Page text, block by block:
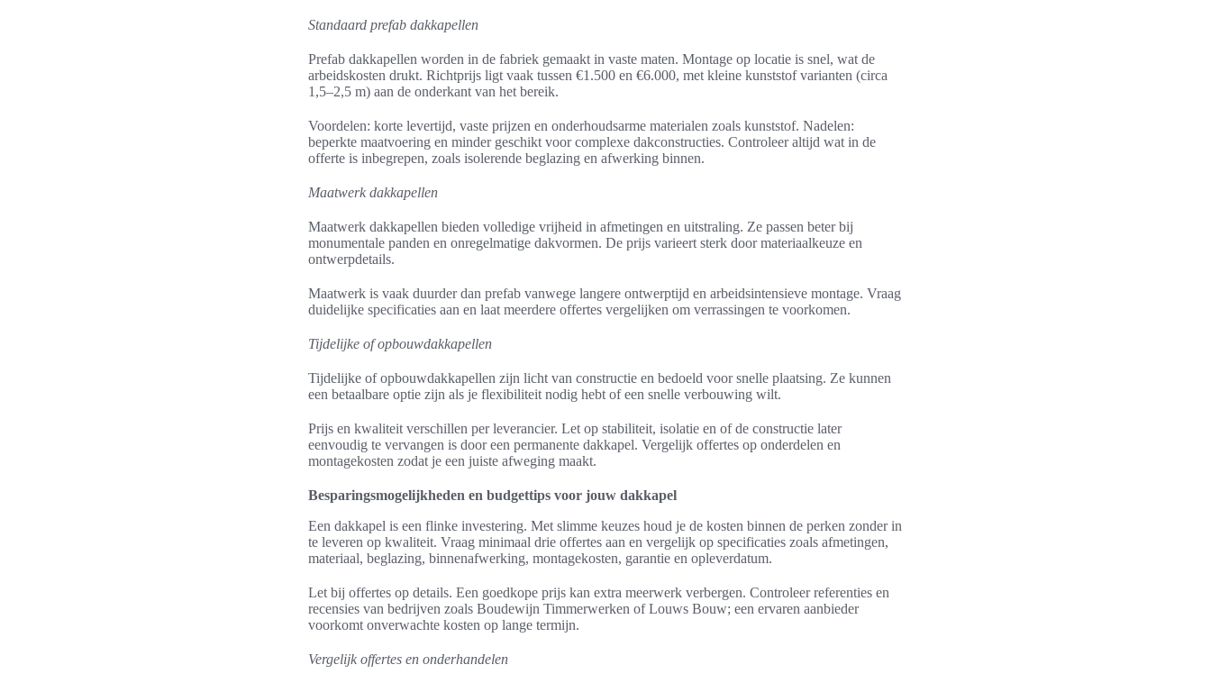
Standaard prefab dakkapellen
Prefab dakkapellen worden in de fabriek gemaakt in vaste maten. Montage op locatie is snel, wat de
arbeidskosten drukt. Richtprijs ligt vaak tussen €1.500 en €6.000, met kleine kunststof varianten (circa
1,5–2,5 m) aan de onderkant van het bereik.
Voordelen: korte levertijd, vaste prijzen en onderhoudsarme materialen zoals kunststof. Nadelen:
beperkte maatvoering en minder geschikt voor complexe dakconstructies. Controleer altijd wat in de
offerte is inbegrepen, zoals isolerende beglazing en afwerking binnen.
Maatwerk dakkapellen
Maatwerk dakkapellen bieden volledige vrijheid in afmetingen en uitstraling. Ze passen beter bij
monumentale panden en onregelmatige dakvormen. De prijs varieert sterk door materiaalkeuze en
ontwerpdetails.
Maatwerk is vaak duurder dan prefab vanwege langere ontwerptijd en arbeidsintensieve montage. Vraag
duidelijke specificaties aan en laat meerdere offertes vergelijken om verrassingen te voorkomen.
Tijdelijke of opbouwdakkapellen
Tijdelijke of opbouwdakkapellen zijn licht van constructie en bedoeld voor snelle plaatsing. Ze kunnen
een betaalbare optie zijn als je flexibiliteit nodig hebt of een snelle verbouwing wilt.
Prijs en kwaliteit verschillen per leverancier. Let op stabiliteit, isolatie en of de constructie later
eenvoudig te vervangen is door een permanente dakkapel. Vergelijk offertes op onderdelen en
montagekosten zodat je een juiste afweging maakt.
Besparingsmogelijkheden en budgettips voor jouw dakkapel
Een dakkapel is een flinke investering. Met slimme keuzes houd je de kosten binnen de perken zonder in
te leveren op kwaliteit. Vraag minimaal drie offertes aan en vergelijk op specificaties zoals afmetingen,
materiaal, beglazing, binnenafwerking, montagekosten, garantie en opleverdatum.
Let bij offertes op details. Een goedkope prijs kan extra meerwerk verbergen. Controleer referenties en
recensies van bedrijven zoals Boudewijn Timmerwerken of Louws Bouw; een ervaren aanbieder
voorkomt onverwachte kosten op lange termijn.
Vergelijk offertes en onderhandelen